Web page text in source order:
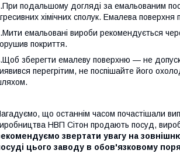
подальшому догляді за емальованим
хімічних сполук. Емалева
емальовані вироби рекомендується
покриття.
зберегти емалеву поверхню ― не
перегрітим, не поспішайте його
що останнім часом почастішали
НВП Сітон продають посуд,
звертати увагу на
цього заводу в обов'язковому